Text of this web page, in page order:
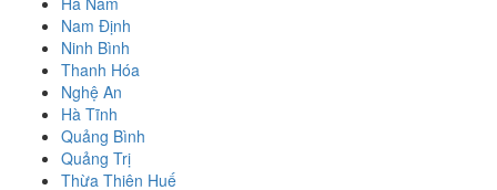
Nam Định
Ninh Bình
Thanh Hóa
Nghệ An
Hà Tĩnh
Quảng Bình
Quảng Trị
Thừa Thiên Huế